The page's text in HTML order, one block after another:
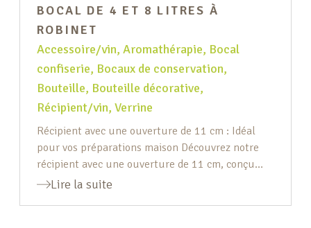
BOCAL DE 4 ET 8 LITRES À
ROBINET
Accessoire/vin, Aromathérapie, Bocal
confiserie, Bocaux de conservation,
Bouteille, Bouteille décorative,
Récipient/vin, Verrine
Récipient avec une ouverture de 11 cm : Idéal
pour vos préparations maison Découvrez notre
récipient avec une ouverture de 11 cm, conçu
pour faciliter vos préparations culinaires. Grâce à
Lire la suite